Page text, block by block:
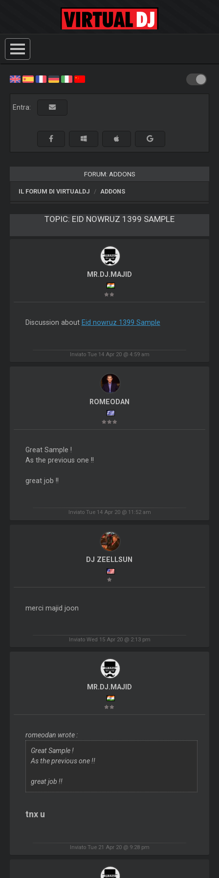
Entra:
FORUM: ADDONS
IL FORUM DI VIRTUALDJ ADDONS
TOPIC: EID NOWRUZ 1399 SAMPLE
MR.DJ.MAJID
Discussion about Eid nowruz 1399 Sample
Inviato Tue 14 Apr 20 @ 4:59 am
ROMEODAN
Great Sample !
As the previous one !!
great job !!
Inviato Tue 14 Apr 20 @ 11:52 am
DJ ZEELLSUN
merci majid joon
Inviato Wed 15 Apr 20 @ 2:13 pm
MR.DJ.MAJID
romeodan wrote :
Great Sample !
As the previous one !!
great job !!
tnx u
Inviato Tue 21 Apr 20 @ 9:28 pm